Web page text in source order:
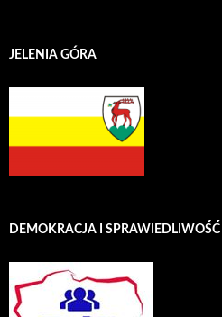
JELENIA GÓRA
DEMOKRACJA I SPRAWIEDLIWOŚĆ